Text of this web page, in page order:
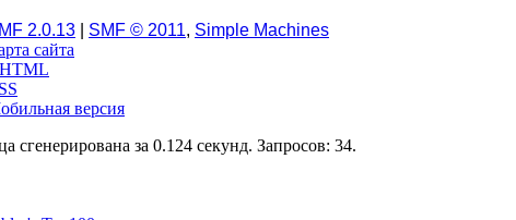
2.0.13 SMF © 2011, Simple Machines
сайта
версия
сгенерирована за 0.124 секунд. Запросов: 34.